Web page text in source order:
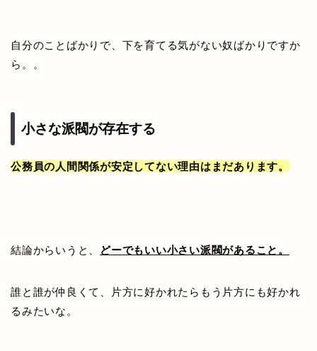
自分のことばかりで、下を育てる気がない奴ばかりですか
ら。。
小さな派閥が存在する
公務員の人間関係が安定してない理由はまだあります。
結論からいうと、 どーでもいい小さい派閥があること。
誰と誰が仲良くて、片方に好かれたらもう片方にも好かれ
るみたいな。